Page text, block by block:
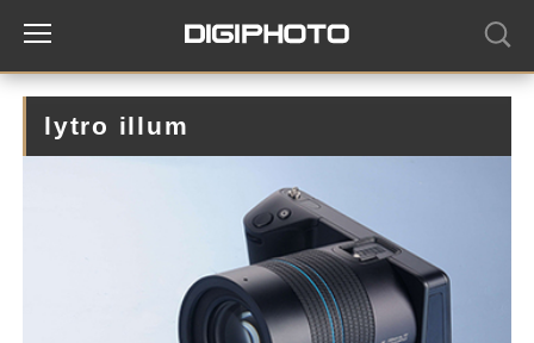
lytro illum